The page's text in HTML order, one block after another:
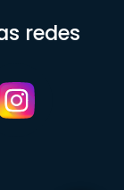
redes